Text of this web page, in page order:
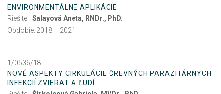
ENVIRONMENTÁLNE APLIKÁCIE
Riešiteľ: Salayová Aneta, RNDr., PhD.
Obdobie: 2018 – 2021
1/0536/18
NOVÉ ASPEKTY CIRKULÁCIE ČREVNÝCH PARAZITÁRNYCH
INFEKCIÍ ZVIERAT A ĽUDÍ